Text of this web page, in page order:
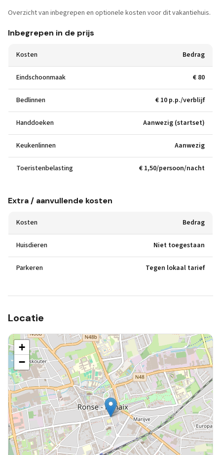
Overzicht van inbegrepen en optionele kosten voor dit vakantiehuis.
Inbegrepen in de prijs
Kosten Bedrag
Eindschoonmaak € 80
Bedlinnen € 10 p.p./verblijf
Handdoeken Aanwezig (startset)
Keukenlinnen Aanwezig
Toeristenbelasting € 1,50/persoon/nacht
Extra / aanvullende kosten
Kosten Bedrag
Huisdieren Niet toegestaan
Parkeren Tegen lokaal tarief
Locatie
+
−